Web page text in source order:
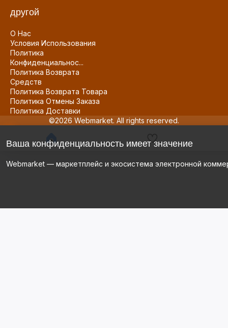
другой
О Нас
Условия Использования
Политика
Конфиденциальнос...
Политика Возврата
Средств
Политика Возврата Товара
Политика Отмены Заказа
Политика Доставки
©2026 Webmarket. All rights reserved.
Ваша конфиденциальность имеет значение
Webmarket — маркетплейс и экосистема электронной